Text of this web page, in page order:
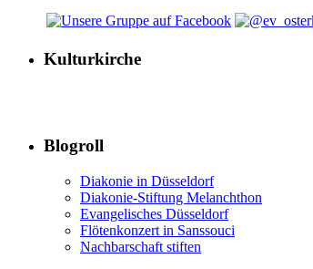
Kulturkirche
Blogroll
Diakonie in Düsseldorf
Diakonie-Stiftung Melanchthon
Evangelisches Düsseldorf
Flötenkonzert in Sanssouci
Nachbarschaft stiften